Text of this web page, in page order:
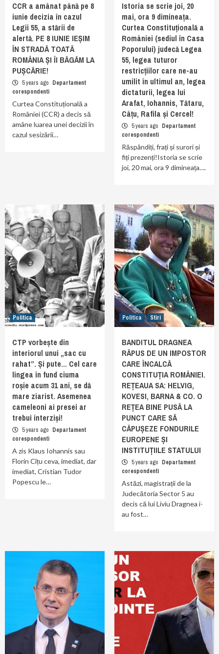
CCR a amânat până pe 8
iunie decizia în cazul
Legii 55, a stării de
alertă. PE 8 IUNIE IEȘIM
ÎN STRADĂ TOATĂ
ROMÂNIA ȘI ÎI BĂGĂM LA
PUȘCĂRIE!
5 years ago Departament
corespondenti
Curtea Constituțională a
României (CCR) a decis să
amâne luarea unei decizii în
cazul sesizării…
Istoria se scrie joi, 20
mai, ora 9 dimineața.
Curtea Constituțională a
României (sediul în Casa
Poporului) judecă Legea
55, legea tuturor
restricțiilor care ne-au
umilit în ultimul an, legea
dictaturii, legea lui
Arafat, Iohannis, Tătaru,
Câțu, Rafila și Cercel!
5 years ago Departament
corespondenti
Răspândiți, frați și surori și
fiți prezenți!Istoria se scrie
joi, 20 mai, ora 9 dimineața….
Politica
CTP vorbește din
interiorul unui „sac cu
rahat”. Și pute… Cel care
lingea în fund ciuma
roșie acum 31 ani, se dă
mare ziarist. Asemenea
cameleoni ai presei ar
trebui interziși!
5 years ago Departament
corespondenti
A zis Klaus Iohannis sau
Florin Cîțu ceva, imediat, dar
imediat, Cristian Tudor
Popescu le…
Politica Stiri
BANDITUL DRAGNEA
RĂPUS DE UN IMPOSTOR
CARE ÎNCALCĂ
CONSTITUȚIA ROMÂNIEI.
REȚEAUA SA: HELVIG,
KOVESI, BARNA & CO. O
REȚEA BINE PUSĂ LA
PUNCT CARE SĂ
CĂPUȘEZE FONDURILE
EUROPENE ȘI
INSTITUȚIILE STATULUI
5 years ago Departament
corespondenti
Astăzi, magistrații de la
Judecătoria Sector 5 au
decis că lui Liviu Dragnea i-
au fost…